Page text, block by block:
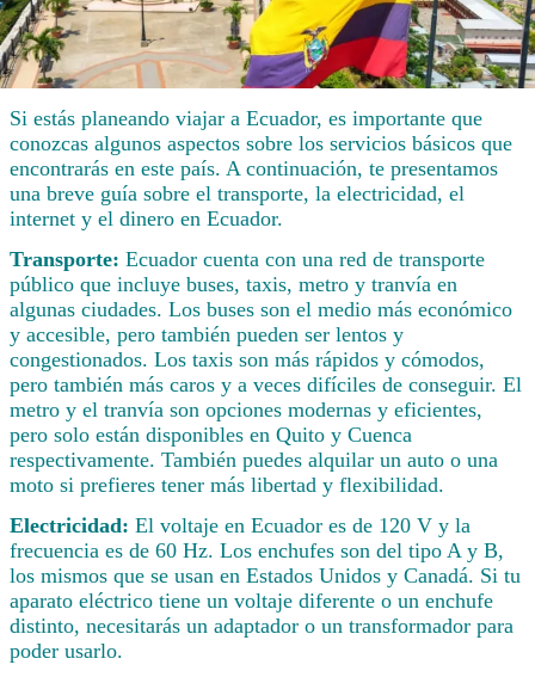
Si estás planeando viajar a Ecuador, es importante que
conozcas algunos aspectos sobre los servicios básicos que
encontrarás en este país. A continuación, te presentamos
una breve guía sobre el transporte, la electricidad, el
internet y el dinero en Ecuador.
Transporte: Ecuador cuenta con una red de transporte
público que incluye buses, taxis, metro y tranvía en
algunas ciudades. Los buses son el medio más económico
y accesible, pero también pueden ser lentos y
congestionados. Los taxis son más rápidos y cómodos,
pero también más caros y a veces difíciles de conseguir. El
metro y el tranvía son opciones modernas y eficientes,
pero solo están disponibles en Quito y Cuenca
respectivamente. También puedes alquilar un auto o una
moto si prefieres tener más libertad y flexibilidad.
Electricidad: El voltaje en Ecuador es de 120 V y la
frecuencia es de 60 Hz. Los enchufes son del tipo A y B,
los mismos que se usan en Estados Unidos y Canadá. Si tu
aparato eléctrico tiene un voltaje diferente o un enchufe
distinto, necesitarás un adaptador o un transformador para
poder usarlo.